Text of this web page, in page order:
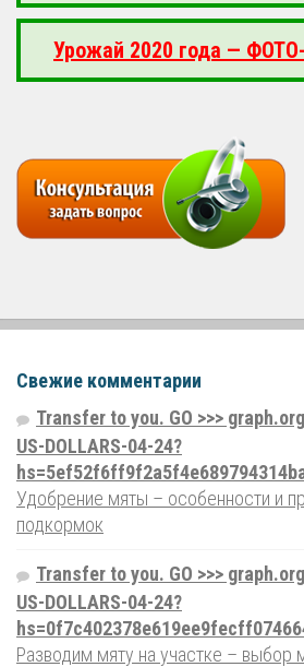
Урожай 2020 года —
Свежие комментарии
Transfer to you. GO >>>
US-DOLLARS-04-24?
Удобрение мяты – особенности и
подкормок
Transfer to you. GO >>>
US-DOLLARS-04-24?
Разводим мяту на участке – выбор